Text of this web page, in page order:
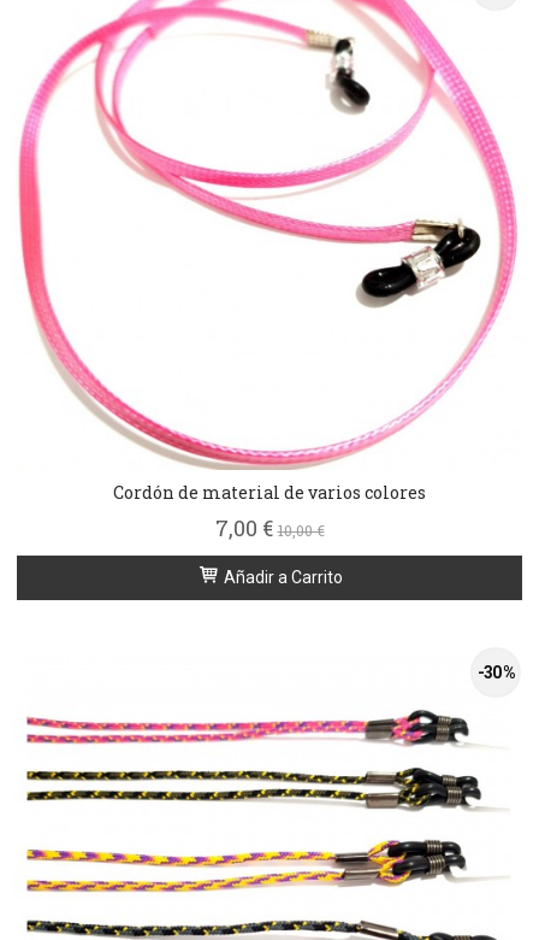
Cordón de material de varios colores
7,00 €10,00 €
Añadir a Carrito
-30 %